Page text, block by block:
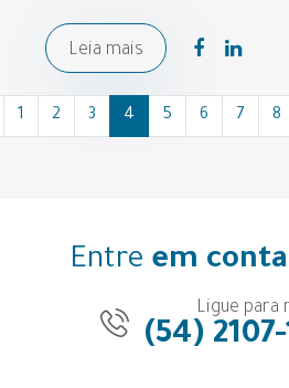
Leia mais
1 2 3 4 5 6 7 8
Entre em
Ligue para
(54)